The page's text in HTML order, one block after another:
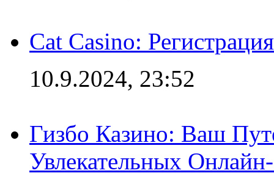
Cat Casino:
10.9.2024, 23:52
Гизбо Казино: Ваш
Увлекательных